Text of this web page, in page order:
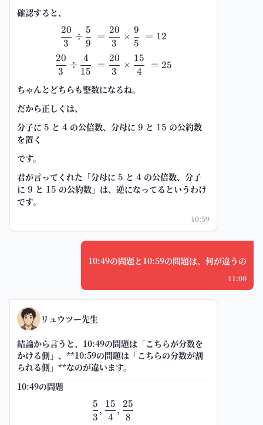
確認すると、
\ \frac{20}{3}\div\frac{5}{9} \
3
20
÷
9
5
=
3
20
×
5
9
= 12
\ \frac{20}{3}\div\frac{4}{15}
3
20
÷
15
4
=
3
20
×
4
15
= 25
ちゃんとどちらも整数になるね。
だから正しくは、
分子に 5
5 と 4
4 の公倍数、分母に 9
9 と 15
15 の公約数
を置く
です。
君が言ってくれた「分母に 5
5 と 4
4 の公倍数、分子
に 9
9 と 15
15 の公約数」は、逆になってるというわけ
です。
10:59
10:49の問題と10:59の問題は、何が違うの
11:00
リュウツー先生
結論から言うと、 10:49の問題は「こちらが分数を
かける側」 、**10:59の問題は「こちらの分数が割
られる側」**なのが違います。
10:49の問題
3
5
,
4
15
,
8
25